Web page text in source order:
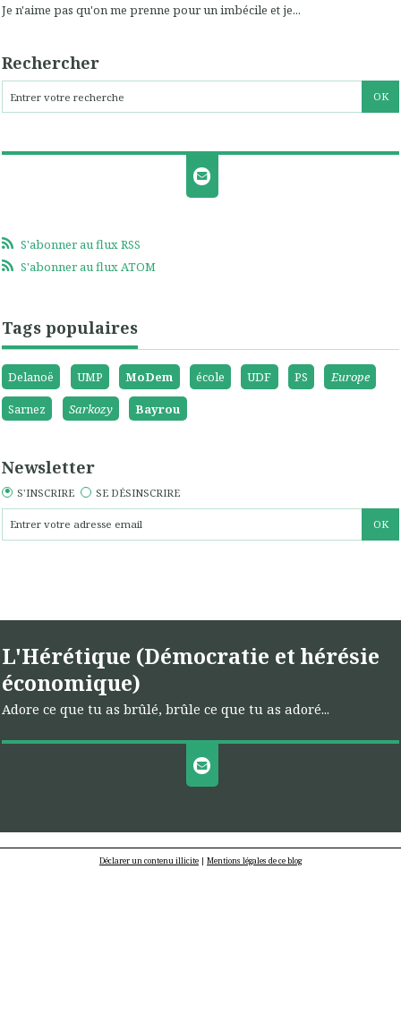
Je n'aime pas qu'on me prenne pour un imbécile et je...
Rechercher
S'abonner au flux RSS
S'abonner au flux ATOM
Tags populaires
Delanoë UMP MoDem école UDF PS
Europe
Sarnez
Sarkozy Bayrou
Newsletter
S'INSCRIRE SE DÉSINSCRIRE
L'Hérétique (Démocratie et hérésie
économique)
Adore ce que tu as brûlé, brûle ce que tu as adoré...
Déclarer un contenu illicite | Mentions légales de ce blog